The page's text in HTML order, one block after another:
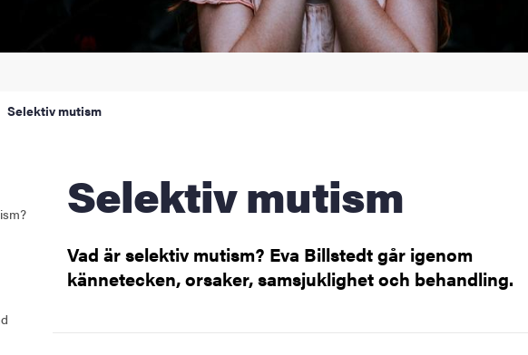
Selektiv mutism
Selektiv mutism
Vad är selektiv mutism? Eva Billstedt går igenom
kännetecken, orsaker, samsjuklighet och behandling.